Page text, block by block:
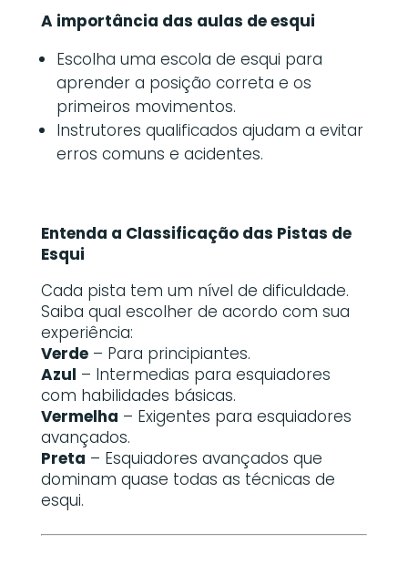
A importância das aulas de esqui
Escolha uma escola de esqui para
aprender a posição correta e os
primeiros movimentos.
Instrutores qualificados ajudam a evitar
erros comuns e acidentes.
Entenda a Classificação das Pistas de
Esqui
Cada pista tem um nível de dificuldade.
Saiba qual escolher de acordo com sua
experiência:
Verde– Para principiantes.
Azul – Intermedias para esquiadores
com habilidades básicas.
Vermelha – Exigentes para esquiadores
avançados.
Preta – Esquiadores avançados que
dominam quase todas as técnicas de
esqui.